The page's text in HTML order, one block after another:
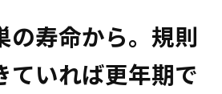
の寿命から。規則
ていれば更年期で